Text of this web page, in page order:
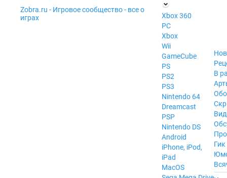
Zobra.ru - Игровое сообщество - все о
играх
П
ла
т
ф
ор
м
ы
Xbox 360
PC
Xbox
Wii
GameCube
PS
PS2
PS3
Nintendo 64
Dreamcast
PSP
Nintendo DS
Android
iPhone, iPod,
iPad
MacOS
В
Гик